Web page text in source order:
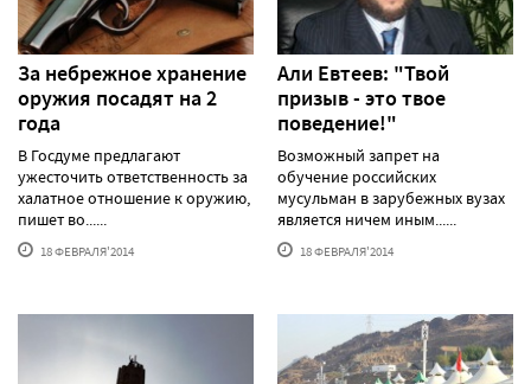
За небрежное хранение
оружия посадят на 2
года
В Госдуме предлагают
ужесточить ответственность за
халатное отношение к оружию,
пишет во......
18 ФЕВРАЛЯ'2014
Али Евтеев: "Твой
призыв - это твое
поведение!"
Возможный запрет на
обучение российских
мусульман в зарубежных вузах
является ничем иным......
18 ФЕВРАЛЯ'2014